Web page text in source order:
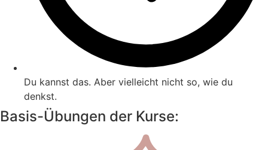
Du kannst das. Aber vielleicht nicht so, wie du
denkst.
Basis-Übungen der Kurse: